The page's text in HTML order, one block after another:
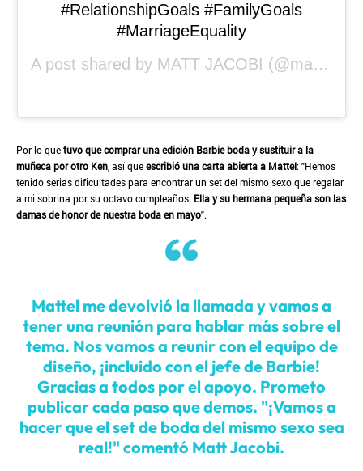
#RelationshipGoals #FamilyGoals
#MarriageEquality
A post shared by MATT JACOBI (@mattjacobi) on
Por lo quetuvo que comprar una edición Barbie boda y sustituir a la
muñeca por otro Ken , así queescribió una carta abierta a Mattel: "Hemos
tenido serias dificultades para encontrar un set del mismo sexo que regalar
a mi sobrina por su octavo cumpleaños. Ella y su hermana pequeña son las
damas de honor de nuestra boda en mayo".
Mattel me devolvió la llamada y vamos a
tener una reunión para hablar más sobre el
tema. Nos vamos a reunir con el equipo de
diseño, ¡incluido con el jefe de Barbie!
Gracias a todos por el apoyo. Prometo
publicar cada paso que demos. "¡Vamos a
hacer que el set de boda del mismo sexo sea
real!" comentó Matt Jacobi.